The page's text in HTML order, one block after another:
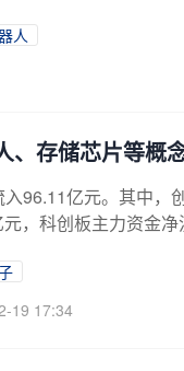
人
、存储芯片等概
96.11亿元。其中，
，科创板主力资金
19 17:34